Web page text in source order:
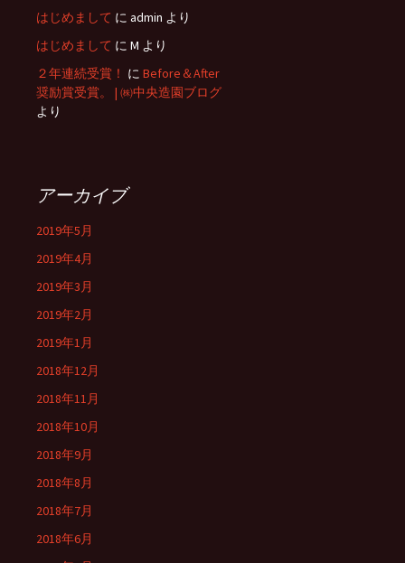
はじめまして に admin より
はじめまして に M より
２年連続受賞！ に Before＆After
奨励賞受賞。 | ㈱中央造園ブログ
より
アーカイブ
2019年5月
2019年4月
2019年3月
2019年2月
2019年1月
2018年12月
2018年11月
2018年10月
2018年9月
2018年8月
2018年7月
2018年6月